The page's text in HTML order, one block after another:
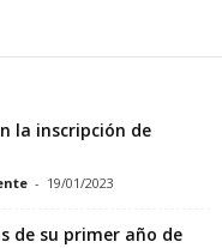
la inscripción de
- 19/01/2023
de su primer año de